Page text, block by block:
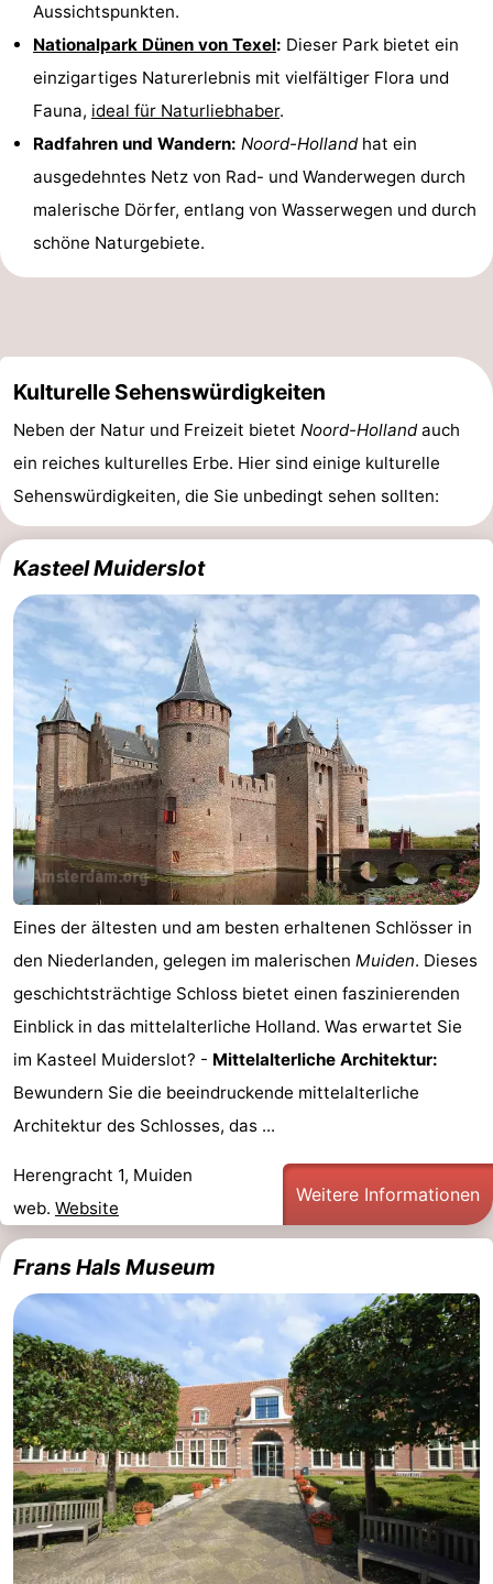
Aussichtspunkten.
Nationalpark Dünen von Texel: Dieser Park bietet ein
einzigartiges Naturerlebnis mit vielfältiger Flora und
Fauna, ideal für Naturliebhaber.
Radfahren und Wandern: Noord-Hollandhat ein
ausgedehntes Netz von Rad- und Wanderwegen durch
malerische Dörfer, entlang von Wasserwegen und durch
schöne Naturgebiete.
Kulturelle Sehenswürdigkeiten
Neben der Natur und Freizeit bietet Noord-Hollandauch
ein reiches kulturelles Erbe. Hier sind einige kulturelle
Sehenswürdigkeiten, die Sie unbedingt sehen sollten:
Kasteel Muiderslot
Eines der ältesten und am besten erhaltenen Schlösser in
den Niederlanden, gelegen im malerischen Muiden. Dieses
geschichtsträchtige Schloss bietet einen faszinierenden
Einblick in das mittelalterliche Holland. Was erwartet Sie
im Kasteel Muiderslot? - Mittelalterliche Architektur:
Bewundern Sie die beeindruckende mittelalterliche
Architektur des Schlosses, das ...
Herengracht 1, Muiden
web. Website
Weitere Informationen
Frans Hals Museum